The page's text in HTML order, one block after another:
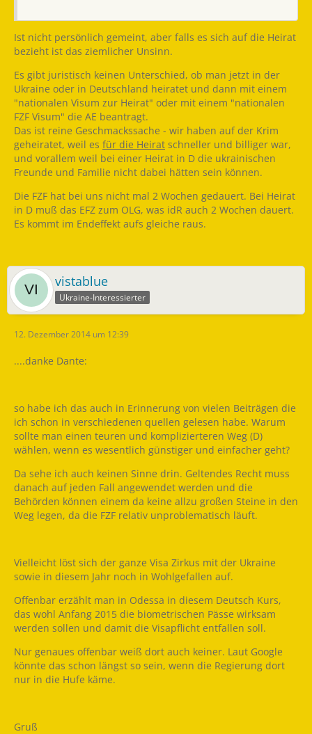
Ist nicht persönlich gemeint, aber falls es sich auf die Heirat
bezieht ist das ziemlicher Unsinn.
Es gibt juristisch keinen Unterschied, ob man jetzt in der
Ukraine oder in Deutschland heiratet und dann mit einem
"nationalen Visum zur Heirat" oder mit einem "nationalen
FZF Visum" die AE beantragt.
Das ist reine Geschmackssache - wir haben auf der Krim
geheiratet, weil es für die Heirat schneller und billiger war,
und vorallem weil bei einer Heirat in D die ukrainischen
Freunde und Familie nicht dabei hätten sein können.
Die FZF hat bei uns nicht mal 2 Wochen gedauert. Bei Heirat
in D muß das EFZ zum OLG, was idR auch 2 Wochen dauert.
Es kommt im Endeffekt aufs gleiche raus.
vistablue
Ukraine-Interessierter
12. Dezember 2014 um 12:39
....danke Dante:
so habe ich das auch in Erinnerung von vielen Beiträgen die
ich schon in verschiedenen quellen gelesen habe. Warum
sollte man einen teuren und komplizierteren Weg (D)
wählen, wenn es wesentlich günstiger und einfacher geht?
Da sehe ich auch keinen Sinne drin. Geltendes Recht muss
danach auf jeden Fall angewendet werden und die
Behörden können einem da keine allzu großen Steine in den
Weg legen, da die FZF relativ unproblematisch läuft.
Vielleicht löst sich der ganze Visa Zirkus mit der Ukraine
sowie in diesem Jahr noch in Wohlgefallen auf.
Offenbar erzählt man in Odessa in diesem Deutsch Kurs,
das wohl Anfang 2015 die biometrischen Pässe wirksam
werden sollen und damit die Visapflicht entfallen soll.
Nur genaues offenbar weiß dort auch keiner. Laut Google
könnte das schon längst so sein, wenn die Regierung dort
nur in die Hufe käme.
Gruß